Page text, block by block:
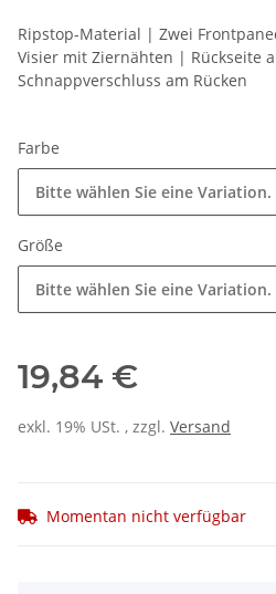
Ripstop-Material | Zwei
Visier mit Ziernähten | Rückseite
Schnappverschluss am Rücken
Farbe
Bitte wählen Sie eine Variation.
Größe
Bitte wählen Sie eine Variation.
19,84 €
exkl. 19% USt. , zzgl. Versand
Momentan nicht verfügbar